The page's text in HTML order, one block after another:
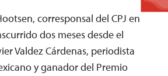
corresponsal del CPJ en
dos meses desde el
Valdez Cárdenas, periodista
y ganador del Premio